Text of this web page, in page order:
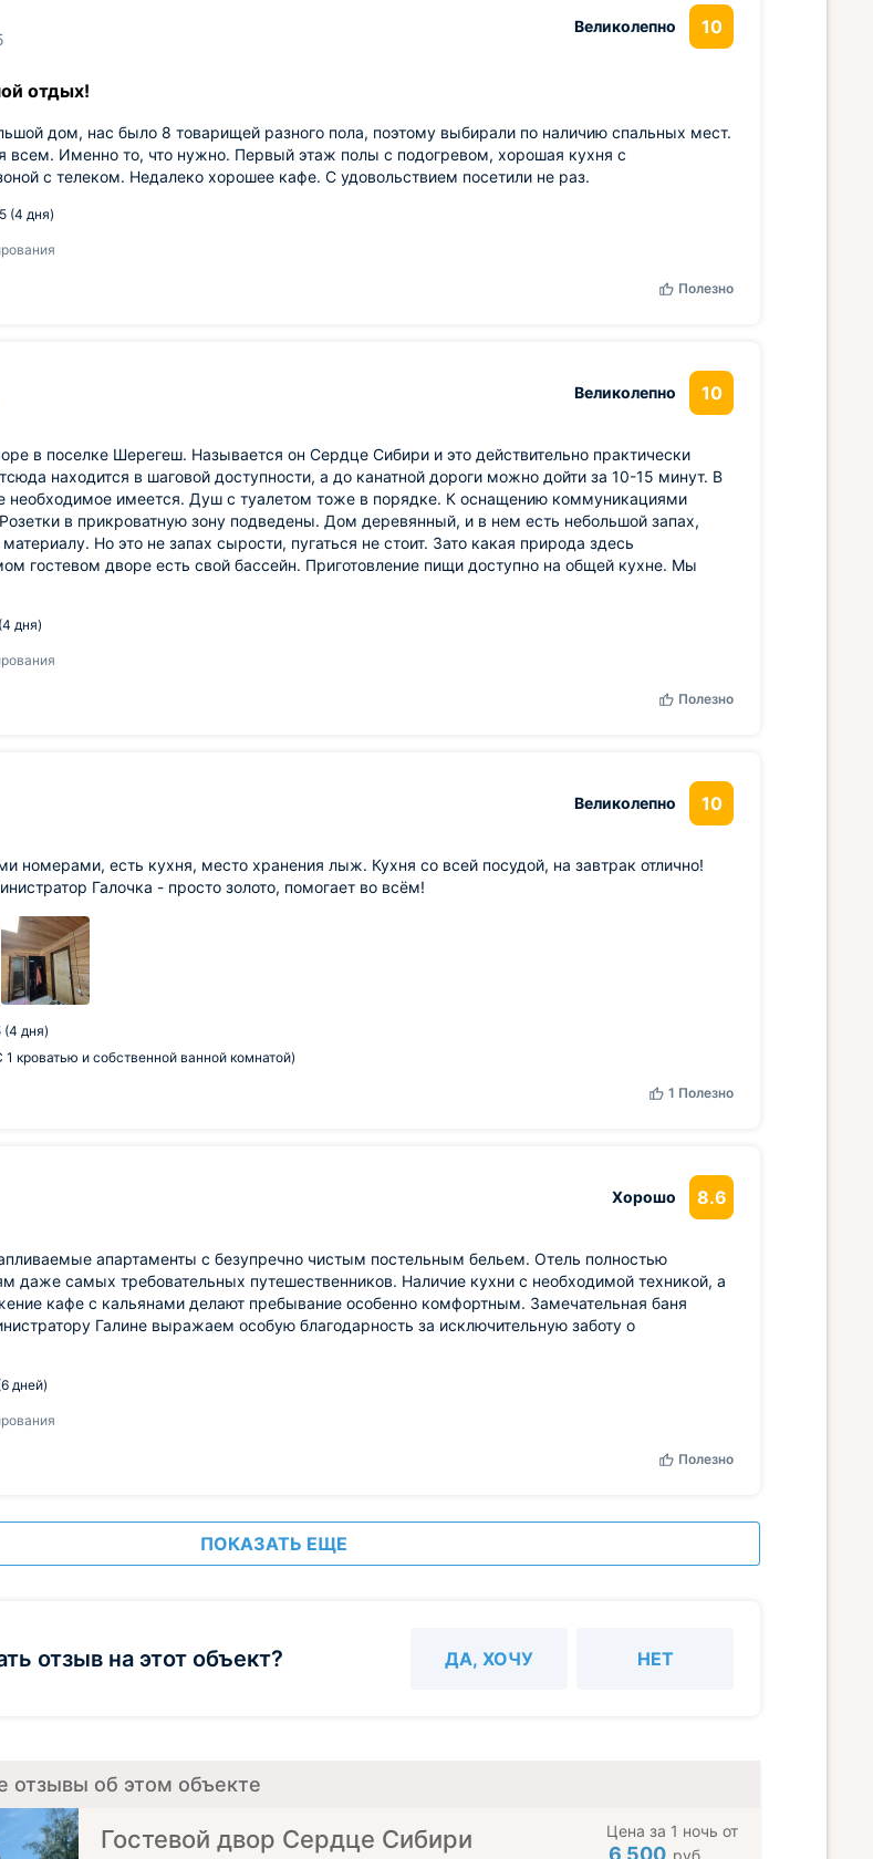
Великолепно 10
отдых!
дом, нас было 8 товарищей разного пола, поэтому выбирали по наличию спальных мест.
всем. Именно то, что нужно. Первый этаж полы с подогревом, хорошая кухня с
с телеком. Недалеко хорошее кафе. С удовольствием посетили не раз.
(4 дня)
Полезно
Великолепно 10
в поселке Шерегеш. Называется он Сердце Сибири и это действительно практически
находится в шаговой доступности, а до канатной дороги можно дойти за 10-15 минут. В
необходимое имеется. Душ с туалетом тоже в порядке. К оснащению коммуникациями
в прикроватную зону подведены. Дом деревянный, и в нем есть небольшой запах,
Но это не запах сырости, пугаться не стоит. Зато какая природа здесь
гостевом дворе есть свой бассейн. Приготовление пищи доступно на общей кухне. Мы
дня)
Полезно
Великолепно 10
номерами, есть кухня, место хранения лыж. Кухня со всей посудой, на завтрак отлично!
Галочка - просто золото, помогает во всём!
(4 дня)
кроватью и собственной ванной комнатой)
1 Полезно
Хорошо 8.6
апартаменты с безупречно чистым постельным бельем. Отель полностью
даже самых требовательных путешественников. Наличие кухни с необходимой техникой, а
кафе с кальянами делают пребывание особенно комфортным. Замечательная баня
Галине выражаем особую благодарность за исключительную заботу о
дней)
Полезно
ПОКАЗАТЬ ЕЩЕ
отзыв на этот объект? ДА, ХОЧУ НЕТ
отзывы об этом объекте
Цена за 1 ночь от
6 500 руб.
Гостевой двор Сердце Сибири